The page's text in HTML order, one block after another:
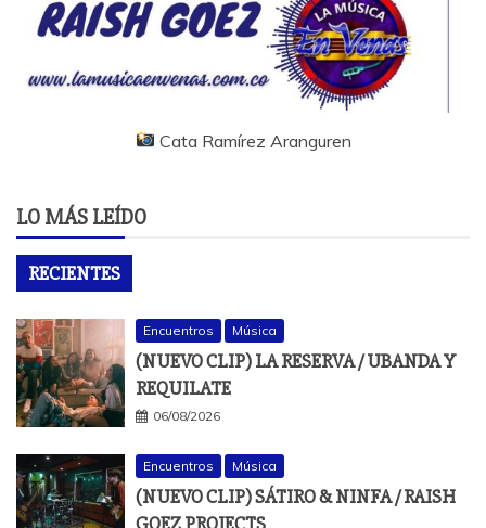
Cata Ramírez Aranguren
LO MÁS LEÍDO
RECIENTES
Encuentros Música
(NUEVO CLIP) LA RESERVA / UBANDA Y
REQUILATE
06/08/2026
Encuentros Música
(NUEVO CLIP) SÁTIRO & NINFA / RAISH